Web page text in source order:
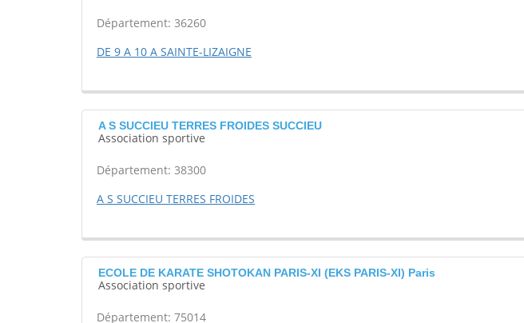
Département: 36260
DE 9 A 10 A SAINTE-LIZAIGNE
A S SUCCIEU TERRES FROIDES SUCCIEU
Association sportive
Département: 38300
A S SUCCIEU TERRES FROIDES
ECOLE DE KARATE SHOTOKAN PARIS-XI (EKS PARIS-XI) Paris
Association sportive
Département: 75014